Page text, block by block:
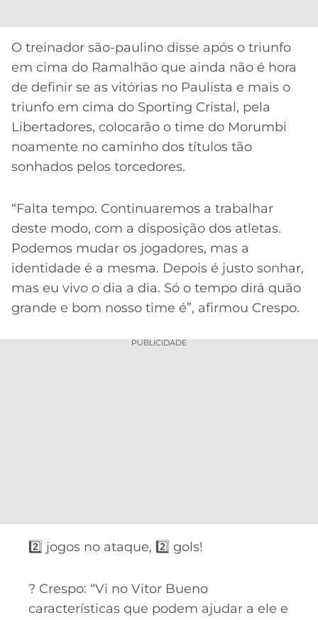
CASSINOS
ONLINE
2026
GRÊMIO
ATLÉTICO
MG
CRUZEIRO
LALIGA
Acesse o perfil do autor
no Twitter
O treinador são-paulino disse após o triunfo
em cima do Ramalhão que ainda não é hora
de definir se as vitórias no Paulista e mais o
triunfo em cima do Sporting Cristal, pela
Libertadores, colocarão o time do Morumbi
noamente no caminho dos títulos tão
sonhados pelos torcedores.
“Falta tempo. Continuaremos a trabalhar
deste modo, com a disposição dos atletas.
Podemos mudar os jogadores, mas a
identidade é a mesma. Depois é justo sonhar,
mas eu vivo o dia a dia. Só o tempo dirá quão
grande e bom nosso time é”, afirmou Crespo.
PUBLICIDADE
2️⃣ jogos no ataque, 2️⃣ gols!
? Crespo: “Vi no Vitor Bueno
características que podem ajudar a ele e